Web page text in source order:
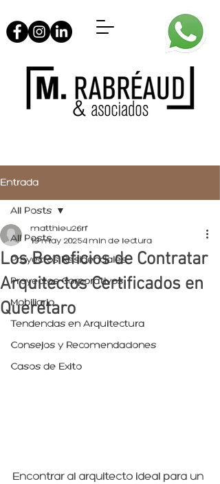
Entrada
All Posts
Proyectos Residenciales
Proyectos Corporativos
Mobiliario
Tendencias en Arquitectura
Consejos y Recomendaciones
Casos de Éxito
All Posts
Los Beneficios de Contratar
Arquitectos Certificados en
Querétaro
matthieu26rf
19 may 20254 min de lectura
Encontrar al arquitecto ideal para un